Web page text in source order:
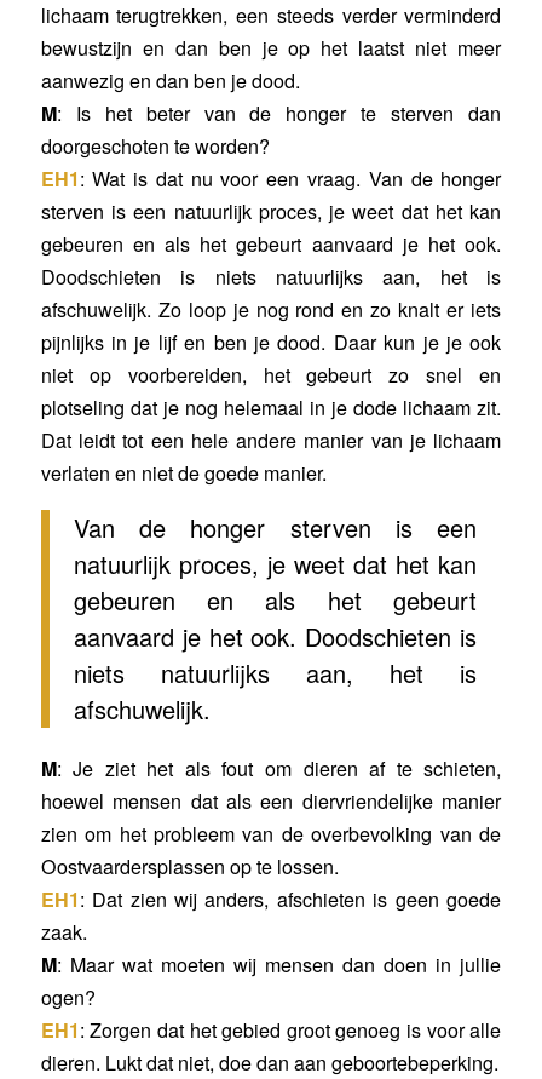
lichaam terugtrekken, een steeds verder verminderd
bewustzijn en dan ben je op het laatst niet meer
aanwezig en dan ben je dood.
M: Is het beter van de honger te sterven dan
doorgeschoten te worden?
EH1: Wat is dat nu voor een vraag. Van de honger
sterven is een natuurlijk proces, je weet dat het kan
gebeuren en als het gebeurt aanvaard je het ook.
Doodschieten is niets natuurlijks aan, het is
afschuwelijk. Zo loop je nog rond en zo knalt er iets
pijnlijks in je lijf en ben je dood. Daar kun je je ook
niet op voorbereiden, het gebeurt zo snel en
plotseling dat je nog helemaal in je dode lichaam zit.
Dat leidt tot een hele andere manier van je lichaam
verlaten en niet de goede manier.
Van de honger sterven is een
natuurlijk proces, je weet dat het kan
gebeuren en als het gebeurt
aanvaard je het ook. Doodschieten is
niets natuurlijks aan, het is
afschuwelijk.
M: Je ziet het als fout om dieren af te schieten,
hoewel mensen dat als een diervriendelijke manier
zien om het probleem van de overbevolking van de
Oostvaardersplassen op te lossen.
EH1: Dat zien wij anders, afschieten is geen goede
zaak.
M: Maar wat moeten wij mensen dan doen in jullie
ogen?
EH1: Zorgen dat het gebied groot genoeg is voor alle
dieren. Lukt dat niet, doe dan aan geboortebeperking.